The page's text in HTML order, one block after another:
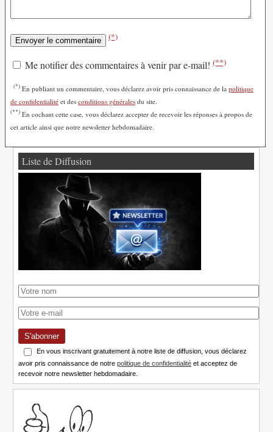
(*)
Me notifier des commentaires à venir par e-mail! (**)
(*) En publiant un commentaire, vous déclarez avoir pris connaissance de la politique
de confidentialité et des conditions générales du site.
(**) En cochant cette case, vous déclarez accepter de recevoir les réponses à propos de
cet article ainsi que notre newsletter hebdomadaire.
Liste de Diffusion
S'abonner
En vous inscrivant gratuitement à notre liste de diffusion, vous déclarez
avoir pris connaissance de notrepolitique de confidentialité et acceptez de
recevoir notre newsletter hebdomadaire.